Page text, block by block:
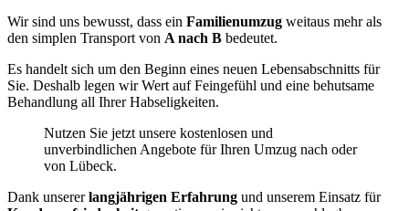
Wir sind uns bewusst, dass ein Familienumzug weitaus mehr als
den simplen Transport von A nach B bedeutet.
Es handelt sich um den Beginn eines neuen Lebensabschnitts für
Sie. Deshalb legen wir Wert auf Feingefühl und eine behutsame
Behandlung all Ihrer Habseligkeiten.
Nutzen Sie jetzt unsere kostenlosen und
unverbindlichen Angebote für Ihren Umzug nach oder
von Lübeck.
Dank unsererlangjährigen Erfahrung und unserem Einsatz für